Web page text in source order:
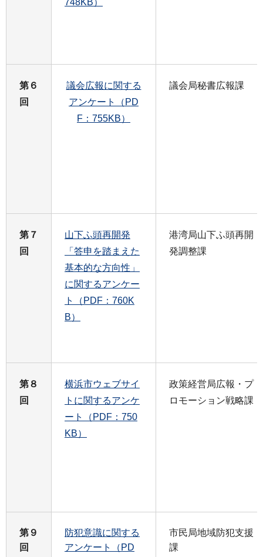
748KB）
第６
回
議会広報に関する
アンケート（PD
F：755KB）
議会局秘書広報課
第７
回
山下ふ頭再開発
「答申を踏まえた
基本的な方向性」
に関するアンケー
ト（PDF：760K
B）
港湾局山下ふ頭再開
発調整課
第８
回
横浜市ウェブサイ
トに関するアンケ
ート（PDF：750
KB）
政策経営局広報・プ
ロモーション戦略課
第９
回
防犯意識に関する
アンケート（PD
市民局地域防犯支援
課